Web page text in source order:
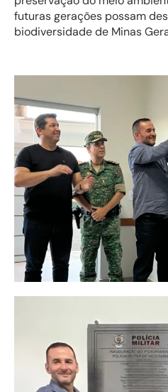
futuras gerações possam
biodiversidade de Minas